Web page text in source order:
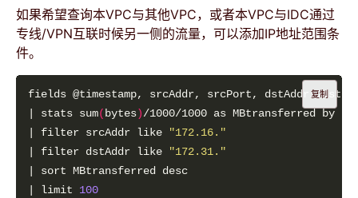
如果希望查询本VPC与其他VPC，或者本VPC与IDC通过
专线/VPN互联时候另一侧的流量，可以添加IP地址范围条
件。
| stats sum(bytes)/1000/1000 as MBtransferred
| filter srcAddr like
"172.16."
| filter dstAddr like
"172.31."
| limit 100
复制